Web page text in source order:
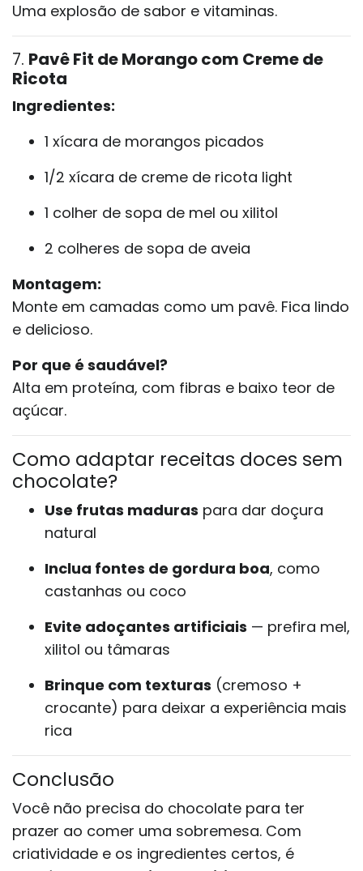
Uma explosão de sabor e vitaminas.
7. Pavê Fit de Morango com Creme de
Ricota
Ingredientes:
1 xícara de morangos picados
1/2 xícara de creme de ricota light
1 colher de sopa de mel ou xilitol
2 colheres de sopa de aveia
Montagem:
Monte em camadas como um pavê. Fica lindo
e delicioso.
Por que é saudável?
Alta em proteína, com fibras e baixo teor de
açúcar.
Como adaptar receitas doces sem
chocolate?
Use frutas maduras para dar doçura
natural
Inclua fontes de gordura boa, como
castanhas ou coco
Evite adoçantes artificiais — prefira mel,
xilitol ou tâmaras
Brinque com texturas (cremoso +
crocante) para deixar a experiência mais
rica
Conclusão
Você não precisa do chocolate para ter
prazer ao comer uma sobremesa. Com
criatividade e os ingredientes certos, é